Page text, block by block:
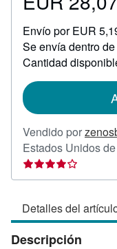
28,07
Envío por EUR
Se envía dentro
Cantidad
Vendido por
Estados Unidos
Detalles del
Descripción